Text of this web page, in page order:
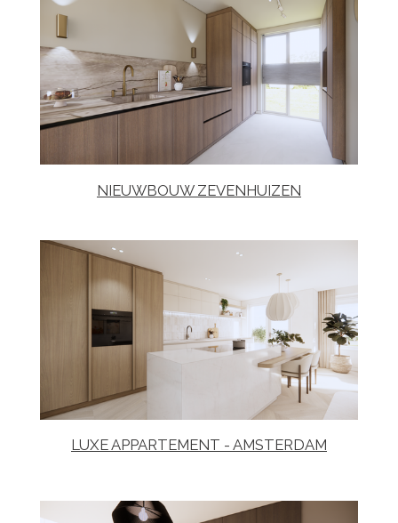
NIEUWBOUW ZEVENHUIZEN
LUXE APPARTEMENT - AMSTERDAM